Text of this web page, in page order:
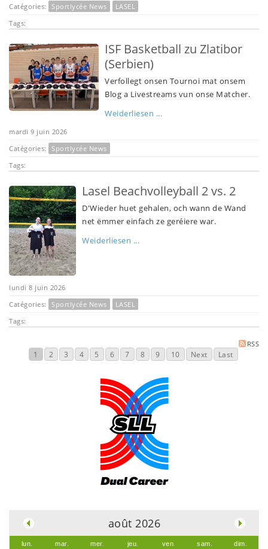
Catégories: Sportlycée News
LASEL
Tags:
ISF Basketball zu Zlatibor
(Serbien)
Verfollegt onsen Tournoi mat onsem
Blog a Livestreams vun onse Matcher.
Weiderliesen ...
mardi 9 juin 2026
Catégories:
Sportlycée News
Tags:
Lasel Beachvolleyball 2 vs. 2
D'Wieder huet gehalen, och wann de Wand
net ëmmer einfach ze geréiere war.
Weiderliesen ...
lundi 8 juin 2026
Catégories:
Sportlycée News
LASEL
Tags:
RSS
1 2 3 4 5 6 7 8 9 10 Next Last
août 2026
lun. mar. mer. jeu. ven. sam. dim.